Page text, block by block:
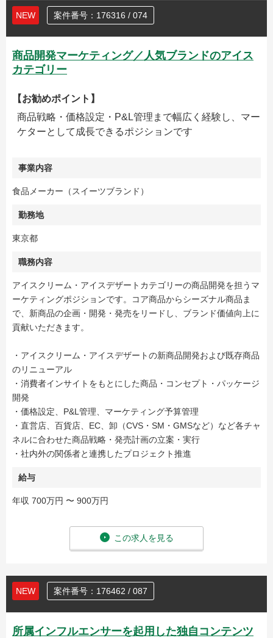
NEW 案件番号：176316 / 074
商品開発マーケティング／人気ブランドのアイス
カテゴリー
【お勧めポイント】
商品戦略・価格設定・P&L管理まで幅広く経験し、マー
ケターとして成長できるポジションです
事業内容
食品メーカー（スイーツブランド）
勤務地
東京都
職務内容
アイスクリーム・アイスデザートカテゴリーの商品開発を担うマ
ーケティングポジションです。コア商品からシーズナル商品ま
で、新商品の企画・開発・発売をリードし、ブランド価値向上に
貢献いただきます。
・アイスクリーム・アイスデザートの新商品開発および既存商品
のリニューアル
・消費者インサイトをもとにした商品・コンセプト・パッケージ
開発
・価格設定、P&L管理、マーケティング予算管理
・直営店、百貨店、EC、卸（CVS・SM・GMSなど）など各チャ
ネルに合わせた商品戦略・発売計画の立案・実行
・社内外の関係者と連携したプロジェクト推進
給与
年収 700万円 〜 900万円
この求人を見る
NEW 案件番号：176462 / 087
所属インフルエンサーを起用した独自コンテンツ